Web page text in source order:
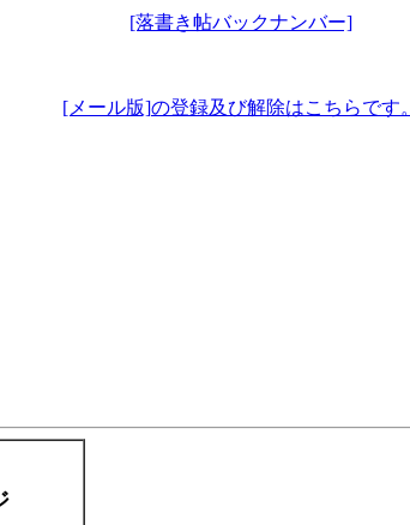
[落書き帖バックナンバー]
[メール版]の登録及び解除はこちらです。